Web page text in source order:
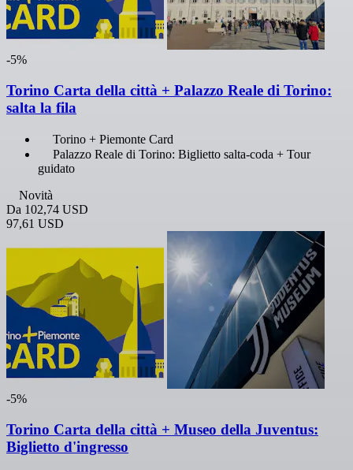
-5%
Torino Carta della città + Palazzo Reale di Torino:
salta la fila
Torino + Piemonte Card
Palazzo Reale di Torino: Biglietto salta-coda + Tour
guidato
Novità
Da 102,74 USD
97,61 USD
-5%
Torino Carta della città + Museo della Juventus:
Biglietto d'ingresso